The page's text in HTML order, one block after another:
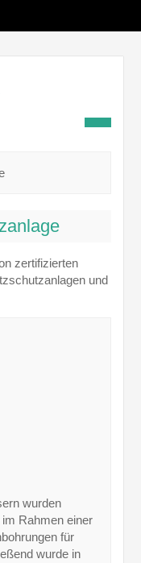
zertifizierten
und
wurden
Rahmen einer
für
wurde in